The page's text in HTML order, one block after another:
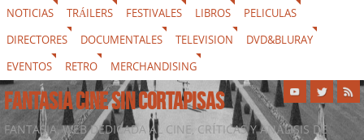
NOTICIAS TRÁILERS FESTIVALES LIBROS
PELICULAS
DIRECTORES
DOCUMENTALES TELEVISION
DVD&BLURAY
EVENTOS
RETRO MERCHANDISING
FANTASIA CINE SIN CORTAPISAS
FANTASIA, WEB DEDICADA AL CINE, CRÍTICAS Y ANÁLISIS DE